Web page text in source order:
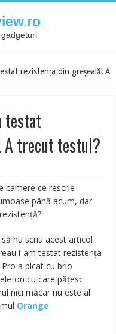
rezistența din greșeală! A
testat
A trecut testul?
camere ce rescrie
până acum, dar
nu scriu acest articol
i-am testat rezistența
a picat cu brio
cu care pățesc
nici măcar nu este al
Orange